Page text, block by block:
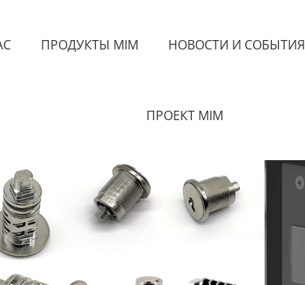
ПРОДУКТЫ MIM НОВОСТИ И СОБЫТИЯ
ПРОЕКТ MIM